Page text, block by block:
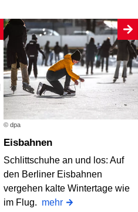
© dpa
Eisbahnen
Schlittschuhe an und los: Auf
den Berliner Eisbahnen
vergehen kalte Wintertage wie
im Flug. mehr